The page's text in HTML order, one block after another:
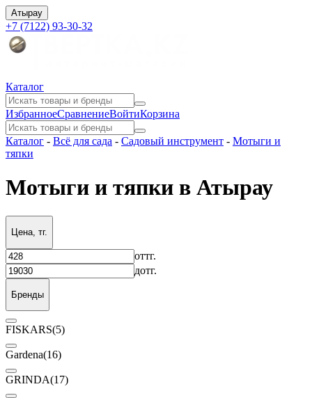
Атырау
+7 (7122) 93-30-32
Каталог
ИзбранноеСравнениеВойтиКорзина
Каталог - Всё для сада - Садовый инструмент - Мотыги и
тяпки
Мотыги и тяпки в Атырау
Цена, тг.
оттг.
дотг.
Бренды
FISKARS(5)
Gardena(16)
GRINDA(17)